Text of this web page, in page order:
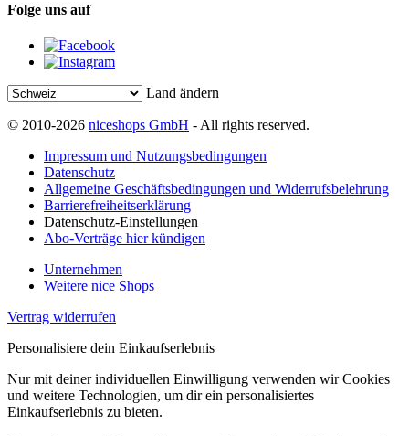
Folge uns auf
Land ändern
© 2010-2026 niceshops GmbH - All rights reserved.
Impressum und Nutzungsbedingungen
Datenschutz
Allgemeine Geschäftsbedingungen und Widerrufsbelehrung
Barrierefreiheitserklärung
Datenschutz-Einstellungen
Abo-Verträge hier kündigen
Unternehmen
Weitere nice Shops
Vertrag widerrufen
Personalisiere dein Einkaufserlebnis
Nur mit deiner individuellen Einwilligung verwenden wir Cookies
und weitere Technologien, um dir ein personalisiertes
Einkaufserlebnis zu bieten.